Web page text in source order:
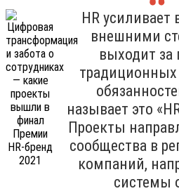
HR усиливает
внешними
выходит за
называет это
Проекты
сообщества в
компаний,
системы